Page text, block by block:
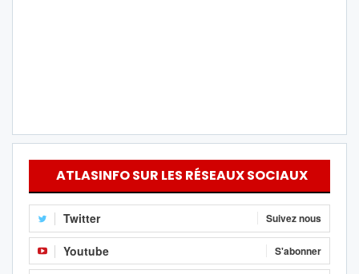
ATLASINFO SUR LES RÉSEAUX SOCIAUX
Twitter Suivez nous
Youtube S'abonner